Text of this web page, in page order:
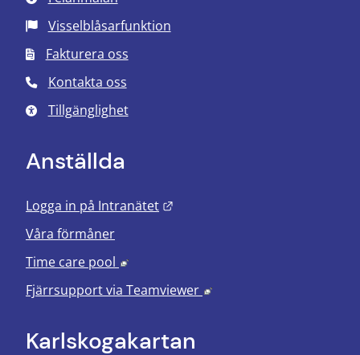
Visselblåsarfunktion
Fakturera oss
Kontakta oss
Tillgänglighet
Anställda
Logga in på Intranätet
Våra förmåner
Time care pool
Länk till annan webbplats, öppnas i
Fjärrsupport via Teamviewer Länk till annan
Karlskoga­kartan